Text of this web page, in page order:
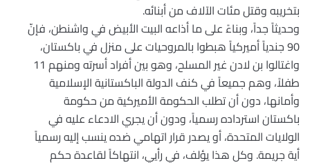
بتخريبه وقتل مئات الآلاف من أبنائه.
وحديثاً جداً، وبناءً على ما أذاعه البيت الأبيض في واشنطن، فإنّ
90 جندياً أميركياً هبطوا بالمروحيات على منزل في باكستان،
واغتالوا بن لادن غير المسلح، وهو بين أفراد أسرته ومنهم 11
طفلاً، وهم جميعاً في كنف الدولة الباكستانية الإسلامية
وأمانها، دون أن تطلب الحكومة الأميركية من حكومة
باكستان استرداده رسمياً، ودون أن يجري الادعاء عليه في
الولايات المتحدة، أو يصدر قرار اتهامي ضده ينسب إليه رسمياً
أية جريمة. وكل هذا يؤلف، في رأيي، انتهاكاً لقاعدة حكم